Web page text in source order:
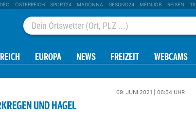
ÖSTERREICH SPORT24 MADONNA GESUND24 MEINJOB REISEN
EUROPA NEWS FREIZEIT WEBCAMS
09. JUNI 2021 | 06:54 UHR
UND HAGEL